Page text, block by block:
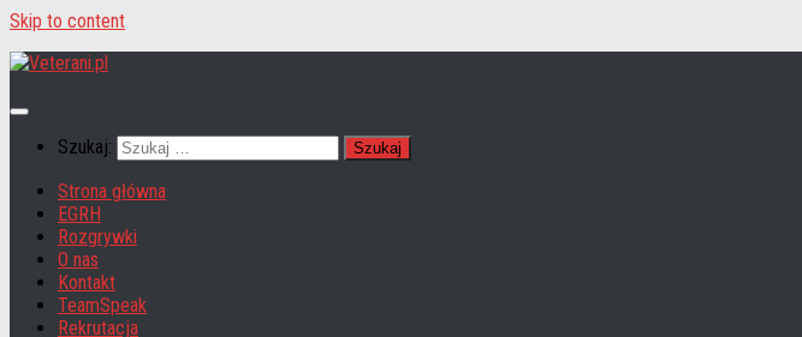
Skip to content
Szukaj:
Strona główna
EGRH
Rozgrywki
O nas
Kontakt
TeamSpeak
Rekrutacja